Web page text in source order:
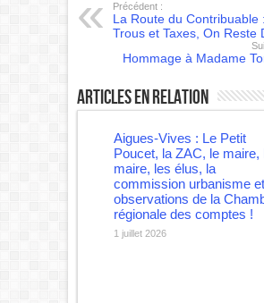
Précédent :
La Route du Contribuable
Trous et Taxes, On Reste
Hommage à Madame
Articles en relation
Aigues-Vives : Le Petit
Poucet, la ZAC, le maire,
maire, les élus, la
commission urbanisme
observations de la
régionale des comptes !
1 juillet 2026